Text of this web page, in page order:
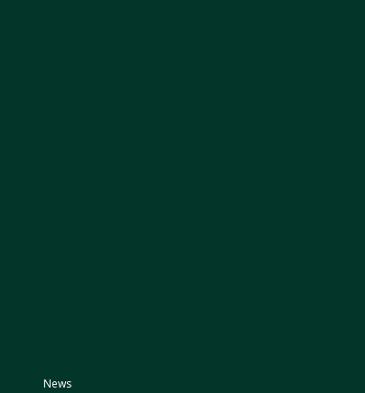
News